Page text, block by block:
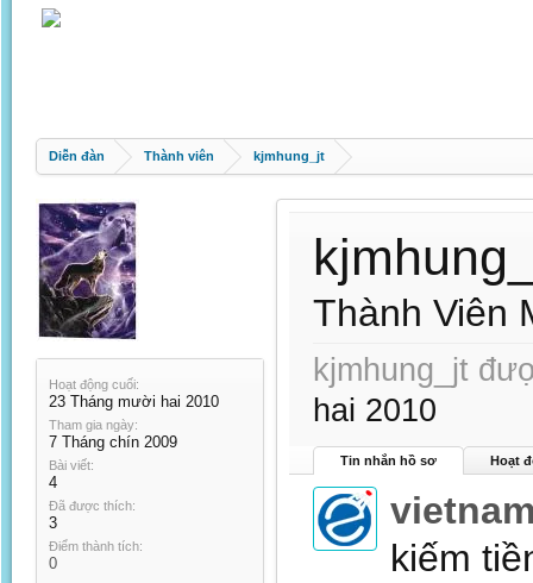
Diễn đàn Thành viên kjmhung_jt
Hoạt động cuối:
23 Tháng mười hai 2010
Tham gia ngày:
7 Tháng chín 2009
Bài viết:
4
Đã được thích:
3
Điểm thành tích:
0
Thành Viên
kjmhung_jt
hai 2010
Tin nhắn hồ sơ Hoạt
kiếm